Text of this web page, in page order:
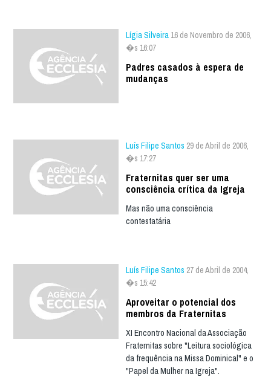
Lígia Silveira 16 de Novembro de 2006,
�s 16:07
Padres casados à espera de
mudanças
Luís Filipe Santos 29 de Abril de 2006,
�s 17:27
Fraternitas quer ser uma
consciência crítica da Igreja
Mas não uma consciência
contestatária
Luís Filipe Santos 27 de Abril de 2004,
�s 15:42
Aproveitar o potencial dos
membros da Fraternitas
XI Encontro Nacional da Associação
Fraternitas sobre "Leitura sociológica
da frequência na Missa Dominical" e o
"Papel da Mulher na Igreja".